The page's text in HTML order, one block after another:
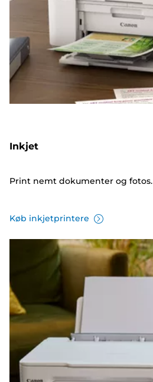
Inkjet
Print nemt dokumenter og fotos.
Køb inkjetprintere